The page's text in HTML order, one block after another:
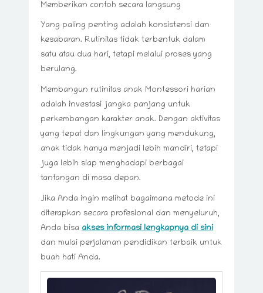
Memberikan contoh secara langsung
Yang paling penting adalah konsistensi dan
kesabaran. Rutinitas tidak terbentuk dalam
satu atau dua hari, tetapi melalui proses yang
berulang.
Membangun rutinitas anak Montessori harian
adalah investasi jangka panjang untuk
perkembangan karakter anak. Dengan aktivitas
yang tepat dan lingkungan yang mendukung,
anak tidak hanya menjadi lebih mandiri, tetapi
juga lebih siap menghadapi berbagai
tantangan di masa depan.
Jika Anda ingin melihat bagaimana metode ini
diterapkan secara profesional dan menyeluruh,
Anda bisa akses informasi lengkapnya di sini
dan mulai perjalanan pendidikan terbaik untuk
buah hati Anda.